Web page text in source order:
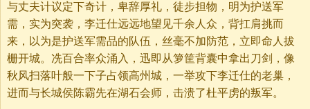
与丈夫计议定下奇计，卑辞厚礼，徒步担物，明为护送军
需，实为突袭，李迁仕远远地望见千余人众，背扛肩挑而
来，以为是护送军需品的队伍，丝毫不加防范，立即命人拔
栅开城。冼百合率众涌入，迅即从箩筐背囊中拿出刀剑，像
秋风扫落叶般一下子占领高州城，一举攻下李迁仕的老巢，
进而与长城侯陈霸先在湖石会师，击溃了杜平虏的叛军。